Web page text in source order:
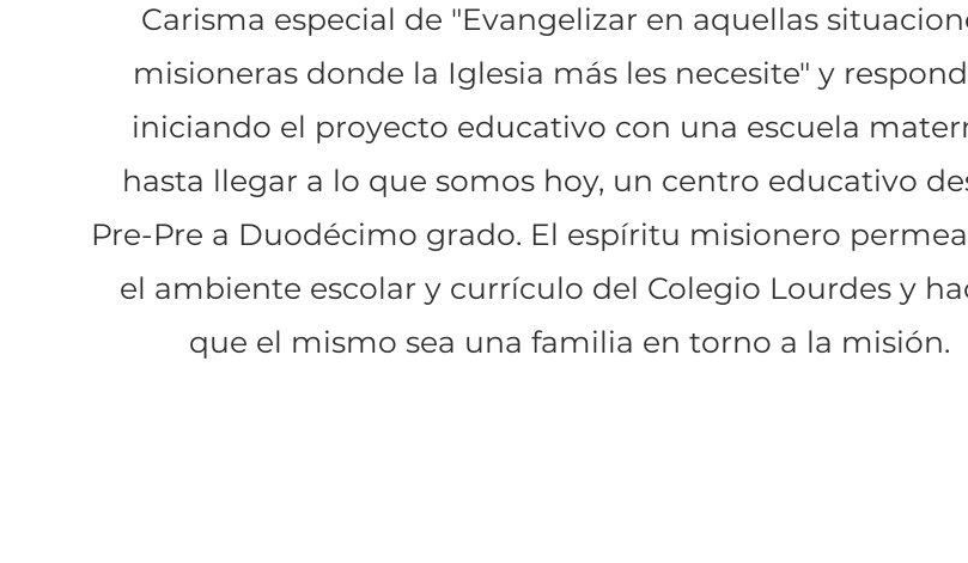
Carisma especial de "Evangelizar en aquellas
misioneras donde la Iglesia más les necesite" y
iniciando el proyecto educativo con una escuela
hasta llegar a lo que somos hoy, un centro educativo
Pre-Pre a Duodécimo grado. El espíritu misionero
el ambiente escolar y currículo del Colegio Lourdes y
que el mismo sea una familia en torno a la misión.